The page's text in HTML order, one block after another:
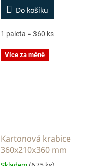
Do košíku
1 paleta = 360 ks
Více za méně
Kartonová krabice
360x210x360 mm